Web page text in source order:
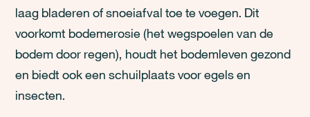
laag bladeren of snoeiafval toe te voegen. Dit
voorkomt bodemerosie (het wegspoelen van de
bodem door regen), houdt het bodemleven gezond
en biedt ook een schuilplaats voor egels en
insecten.